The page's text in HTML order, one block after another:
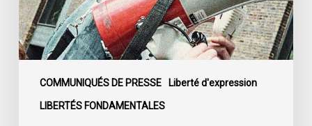
COMMUNIQUÉS DE PRESSE Liberté d'expression
LIBERTÉS FONDAMENTALES
la
société
civile
l’adoption